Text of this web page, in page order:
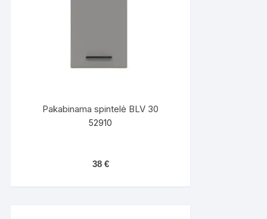
Pakabinama spintelė BLV 30
52910
38 €